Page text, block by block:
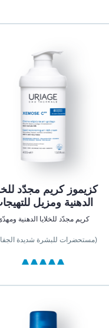
كزيموز كريم مجدّد
الدهنية ومزيل
كريم مجدّد للخلايا الدهنية
(مستحضرات للبشرة شديدة